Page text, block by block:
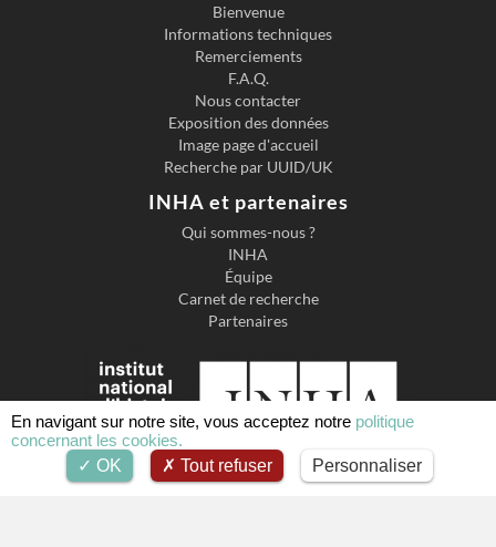
Bienvenue
Informations techniques
Remerciements
F.A.Q.
Nous contacter
Exposition des données
Image page d'accueil
Recherche par UUID/UK
INHA et partenaires
Qui sommes-nous ?
INHA
Équipe
Carnet de recherche
Partenaires
Institut national d'histoire de l'art
En navigant sur notre site, vous acceptez notre politique
concernant les cookies.
OK
Tout refuser Personnaliser